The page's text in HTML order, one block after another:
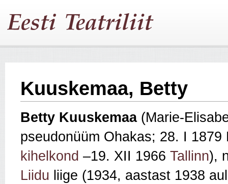
Kuuskemaa, Betty
Betty Kuuskemaa (Marie-
pseudonüüm Ohakas; 28. I
kihelkond –19. XII 1966 Tallinn),
Liidu liige (1934, aastast 1938